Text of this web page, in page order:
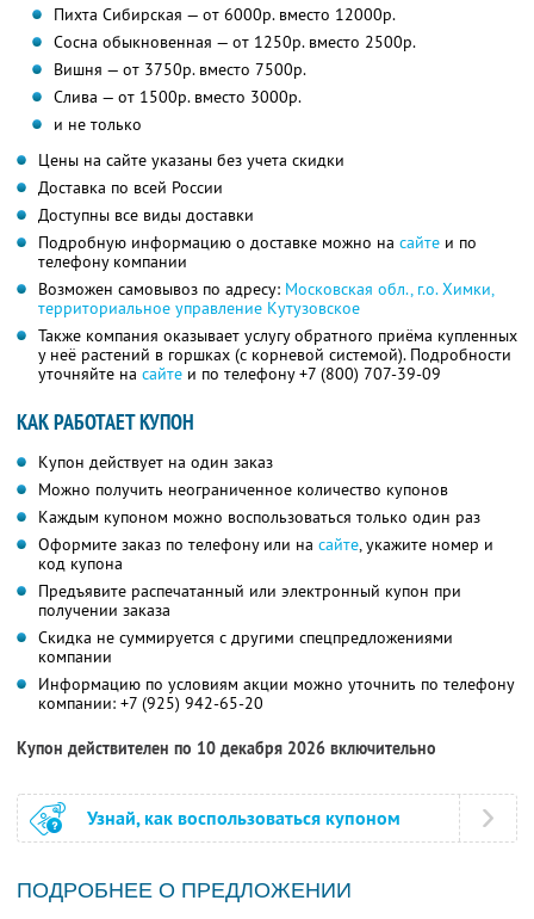
Пихта Сибирская — от 6000р. вместо 12000р.
Сосна обыкновенная — от 1250р. вместо 2500р.
Вишня — от 3750р. вместо 7500р.
Слива — от 1500р. вместо 3000р.
и не только
Цены на сайте указаны без учета скидки
Доставка по всей России
Доступны все виды доставки
Подробную информацию о доставке можно на сайте и по
телефону компании
Возможен самовывоз по адресу: Московская обл., г.о. Химки,
территориальное управление Кутузовское
Также компания оказывает услугу обратного приёма купленных
у неё растений в горшках (с корневой системой). Подробности
уточняйте на сайте и по телефону+7 (800) 707-39-09
КАК РАБОТАЕТ КУПОН
Купон действует на один заказ
Можно получить неограниченное количество купонов
Каждым купоном можно воспользоваться только один раз
Оформите заказ по телефону или на сайте, укажите номер и
код купона
Предъявите распечатанный или электронный купон при
получении заказа
Скидка не суммируется с другими спецпредложениями
компании
Информацию по условиям акции можно уточнить по телефону
компании: +7 (925) 942-65-20
Купон действителен по 10 декабря 2026 включительно
Узнай, как воспользоваться купоном
ПОДРОБНЕЕ О ПРЕДЛОЖЕНИИ